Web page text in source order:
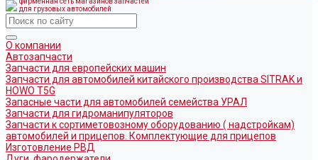
для грузовых автомобилей
О компании
Автозапчасти
Запчасти для европейских машин
Запчасти для автомобилей китайского производства SITRAK и
HOWO T5G
Запасные части для автомобилей семейства УРАЛ
Запчасти для гидроманипуляторов
Запчасти к сортиметовозному оборудованию ( надстройкам)
автомобилей и прицепов. Комплектующие для прицепов
Изготовление РВД